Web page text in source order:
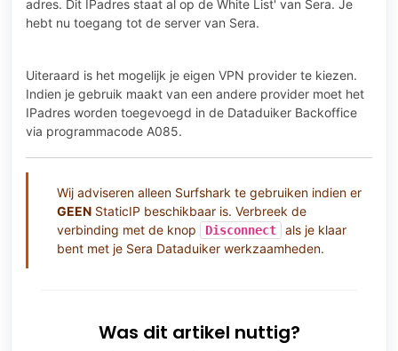
adres. Dit IPadres staat al op de White List' van Sera. Je
hebt nu toegang tot de server van Sera.
Uiteraard is het mogelijk je eigen VPN provider te kiezen.
Indien je gebruik maakt van een andere provider moet het
IPadres worden toegevoegd in de Dataduiker Backoffice
via programmacode A085.
Wij adviseren alleen Surfshark te gebruiken indien er
GEEN StaticIP beschikbaar is. Verbreek de
verbinding met de knop
Disconnect
als je klaar
bent met je Sera Dataduiker werkzaamheden.
Was dit artikel nuttig?